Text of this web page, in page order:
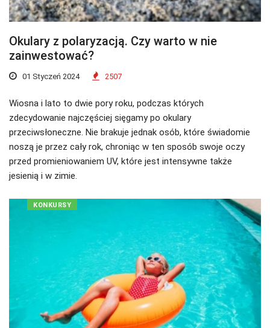
Okulary z polaryzacją. Czy warto w nie
zainwestować?
01 Styczeń 2024 2507
Wiosna i lato to dwie pory roku, podczas których
zdecydowanie najczęściej sięgamy po okulary
przeciwsłoneczne. Nie brakuje jednak osób, które świadomie
noszą je przez cały rok, chroniąc w ten sposób swoje oczy
przed promieniowaniem UV, które jest intensywne także
jesienią i w zimie.
KONKURSY